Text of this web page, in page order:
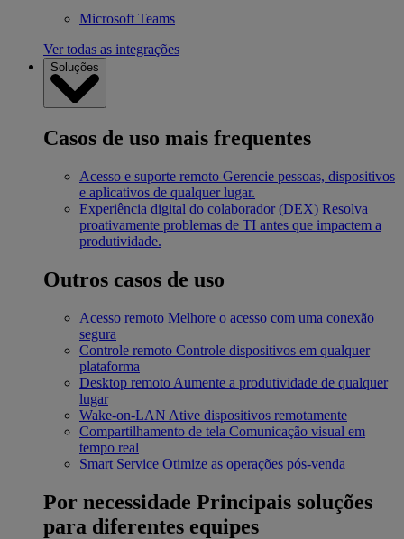
Microsoft Teams
Ver todas as integrações
Soluções
Casos de uso mais frequentes
Acesso e suporte remoto Gerencie pessoas, dispositivos
e aplicativos de qualquer lugar.
Experiência digital do colaborador (DEX) Resolva
proativamente problemas de TI antes que impactem a
produtividade.
Outros casos de uso
Acesso remoto Melhore o acesso com uma conexão
segura
Controle remoto Controle dispositivos em qualquer
plataforma
Desktop remoto Aumente a produtividade de qualquer
lugar
Wake-on-LAN Ative dispositivos remotamente
Compartilhamento de tela Comunicação visual em
tempo real
Smart Service Otimize as operações pós-venda
Por necessidade Principais soluções
para diferentes equipes